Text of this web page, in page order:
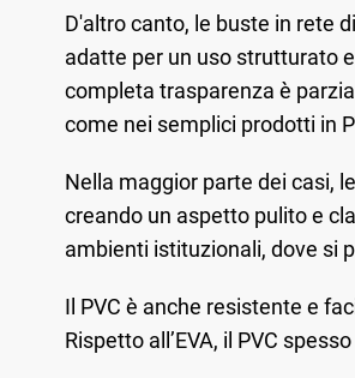
D'altro canto, le buste in rete
adatte per un uso strutturato
completa trasparenza è
come nei semplici prodotti in
Nella maggior parte dei casi,
creando un aspetto pulito e
ambienti istituzionali, dove si
Il PVC è anche resistente e
Rispetto all’EVA, il PVC